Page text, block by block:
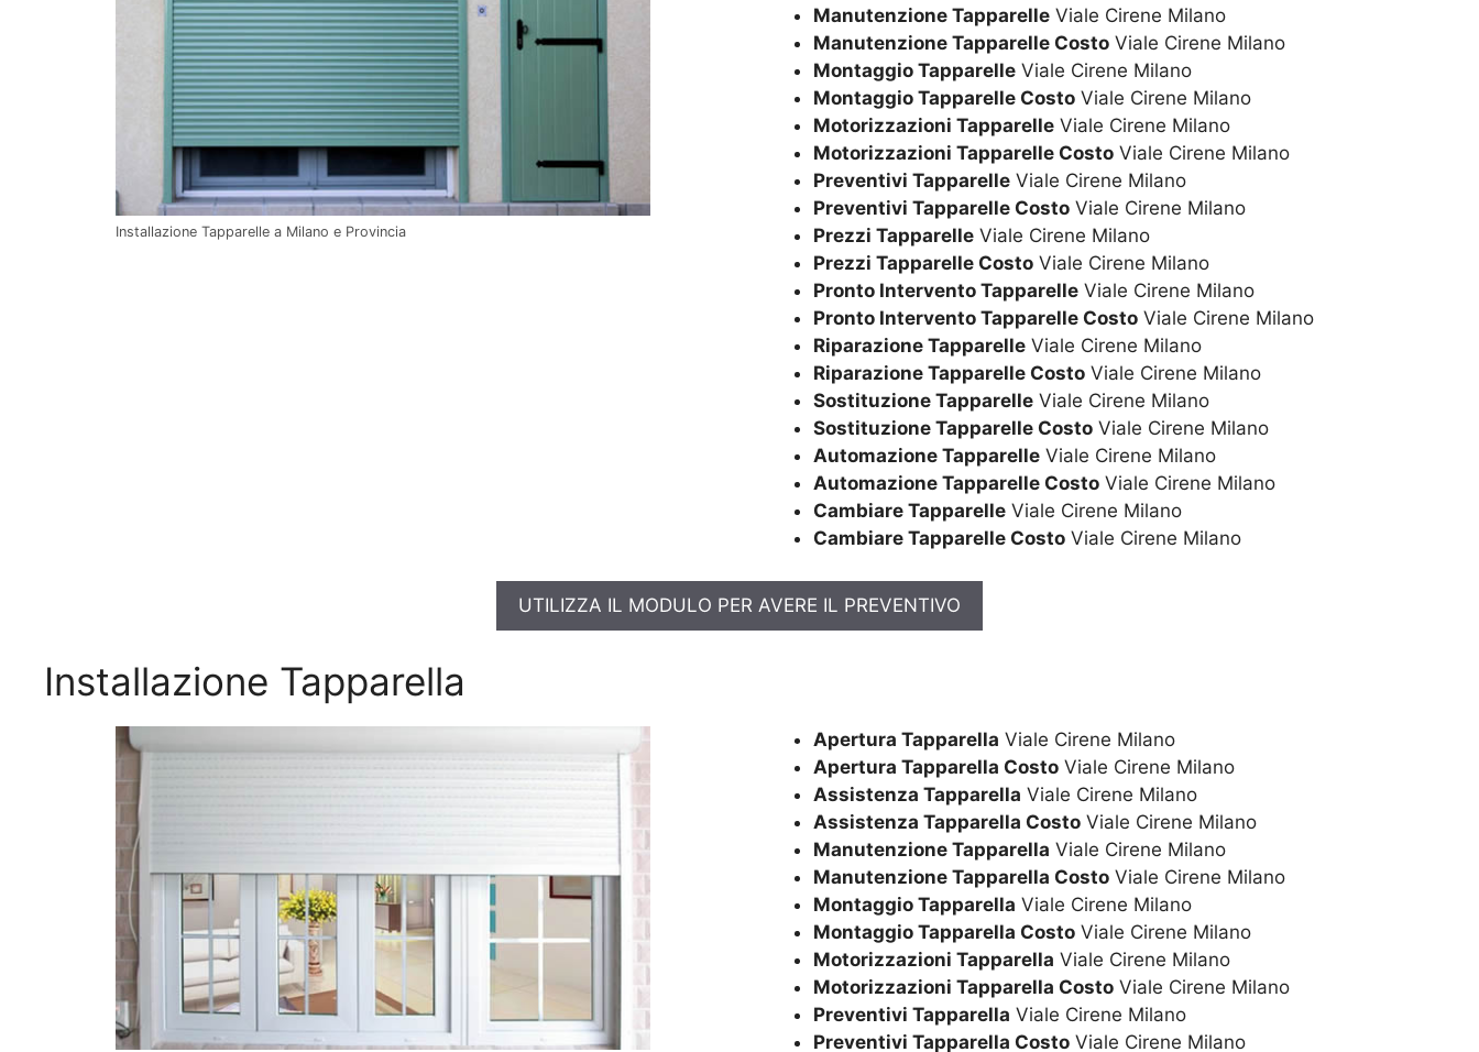
Installazione Tapparelle a Milano e Provincia
Manutenzione Tapparelle Viale Cirene Milano
Manutenzione Tapparelle Costo Viale Cirene Milano
Montaggio Tapparelle Viale Cirene Milano
Montaggio Tapparelle Costo Viale Cirene Milano
Motorizzazioni Tapparelle Viale Cirene Milano
Motorizzazioni Tapparelle Costo Viale Cirene Milano
Preventivi Tapparelle Viale Cirene Milano
Preventivi Tapparelle Costo Viale Cirene Milano
Prezzi Tapparelle Viale Cirene Milano
Prezzi Tapparelle Costo Viale Cirene Milano
Pronto Intervento Tapparelle Viale Cirene Milano
Pronto Intervento Tapparelle Costo Viale Cirene Milano
Riparazione Tapparelle Viale Cirene Milano
Riparazione Tapparelle Costo Viale Cirene Milano
Sostituzione Tapparelle Viale Cirene Milano
Sostituzione Tapparelle Costo Viale Cirene Milano
Automazione Tapparelle Viale Cirene Milano
Automazione Tapparelle Costo Viale Cirene Milano
Cambiare Tapparelle Viale Cirene Milano
Cambiare Tapparelle Costo Viale Cirene Milano
UTILIZZA IL MODULO PER AVERE IL PREVENTIVO
Installazione Tapparella
Apertura Tapparella Viale Cirene Milano
Apertura Tapparella Costo Viale Cirene Milano
Assistenza Tapparella Viale Cirene Milano
Assistenza Tapparella Costo Viale Cirene Milano
Manutenzione Tapparella Viale Cirene Milano
Manutenzione Tapparella Costo Viale Cirene Milano
Montaggio Tapparella Viale Cirene Milano
Montaggio Tapparella Costo Viale Cirene Milano
Motorizzazioni Tapparella Viale Cirene Milano
Motorizzazioni Tapparella Costo Viale Cirene Milano
Preventivi Tapparella Viale Cirene Milano
Preventivi Tapparella Costo Viale Cirene Milano